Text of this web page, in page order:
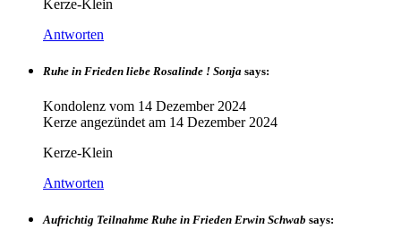
Kerze-Klein
Antworten
Ruhe in Frieden liebe Rosalinde ! Sonja says:
Kondolenz vom 14 Dezember 2024
Kerze angezündet am 14 Dezember 2024
Kerze-Klein
Antworten
Aufrichtig Teilnahme Ruhe in Frieden Erwin Schwab says: